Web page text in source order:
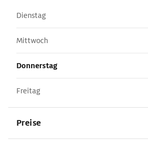
Dienstag
Mittwoch
Donnerstag
Freitag
Preise